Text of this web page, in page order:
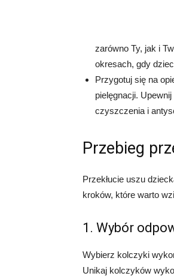
zarówno Ty, jak i
okresach, gdy
Przygotuj się na
pielęgnacji.
czyszczenia i
Przebieg
Przekłucie uszu
kroków, które warto
1. Wybór
Wybierz kolczyki
Unikaj kolczyków